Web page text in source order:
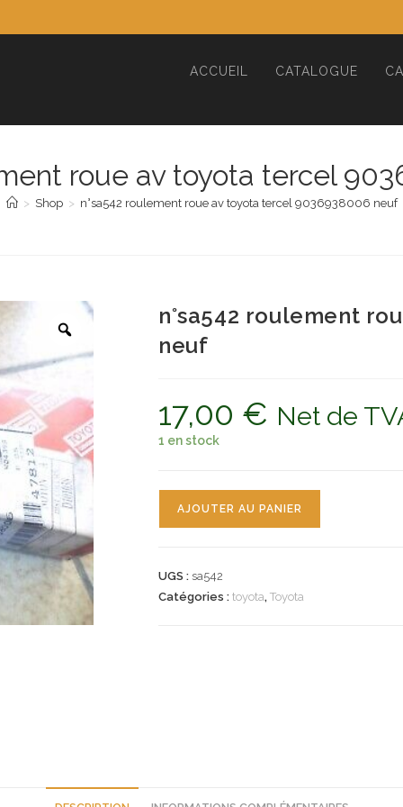
ACCUEIL CATALOGUE
roue av toyota tercel
> Shop > n°sa542 roulement roue av toyota tercel 9036938006 neuf
n°sa542 roulement
neuf
17,00 € Net de
1 en stock
roue
AJOUTER AU PANIER
UGS : sa542
Catégories : toyota, Toyota